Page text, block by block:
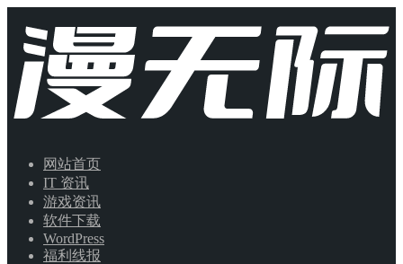
网站首页
IT 资讯
游戏资讯
软件下载
WordPress
福利线报